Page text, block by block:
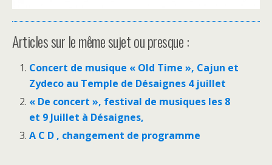
Articles sur le même sujet ou presque :
Concert de musique « Old Time », Cajun et
Zydeco au Temple de Désaignes 4 juillet
« De concert », festival de musiques les 8
et 9 Juillet à Désaignes,
A C D , changement de programme